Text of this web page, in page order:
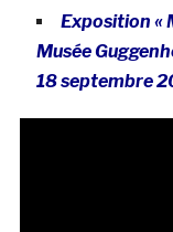
Exposition «
Musée
18 septembre